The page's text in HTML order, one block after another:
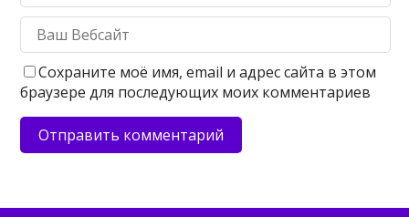
Сохраните моё имя, email и адрес сайта в этом
браузере для последующих моих комментариев